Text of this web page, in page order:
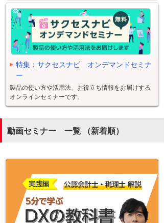
特集：サクセスナビ オンデマンドセミナ
ー
製品の使い方や活用法、お役立ち情報をお届けする
オンラインセミナーです。
動画セミナー 一覧 （新着順）